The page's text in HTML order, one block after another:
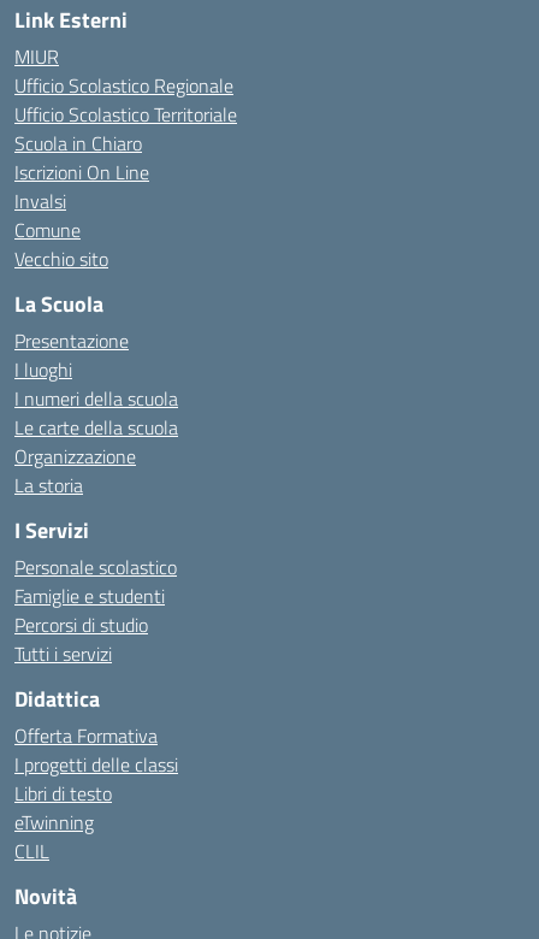
Link Esterni
MIUR
Ufficio Scolastico Regionale
Ufficio Scolastico Territoriale
Scuola in Chiaro
Iscrizioni On Line
Invalsi
Comune
Vecchio sito
La Scuola
Presentazione
I luoghi
I numeri della scuola
Le carte della scuola
Organizzazione
La storia
I Servizi
Personale scolastico
Famiglie e studenti
Percorsi di studio
Tutti i servizi
Didattica
Offerta Formativa
I progetti delle classi
Libri di testo
eTwinning
CLIL
Novità
Le notizie